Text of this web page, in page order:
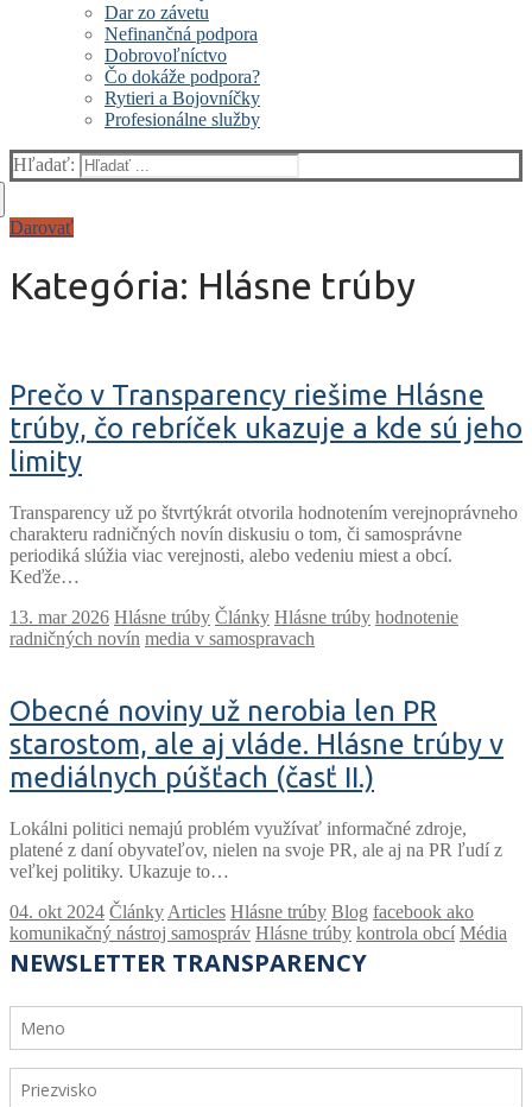
Dar zo závetu
Nefinančná podpora
Dobrovoľníctvo
Čo dokáže podpora?
Rytieri a Bojovníčky
Profesionálne služby
Hľadať:
Darovať
Kategória: Hlásne trúby
Prečo v Transparency riešime Hlásne
trúby, čo rebríček ukazuje a kde sú jeho
limity
Transparency už po štvrtýkrát otvorila hodnotením verejnoprávneho
charakteru radničných novín diskusiu o tom, či samosprávne
periodiká slúžia viac verejnosti, alebo vedeniu miest a obcí.
Keďže…
Hlásne trúby Články Hlásne trúby hodnotenie
radničných novín media v samospravach
Obecné noviny už nerobia len PR
starostom, ale aj vláde. Hlásne trúby v
mediálnych púšťach (časť II.)
Lokálni politici nemajú problém využívať informačné zdroje,
platené z daní obyvateľov, nielen na svoje PR, ale aj na PR ľudí z
veľkej politiky. Ukazuje to…
Články Articles Hlásne trúby Blog facebook ako
komunikačný nástroj samospráv Hlásne trúby kontrola obcí Média